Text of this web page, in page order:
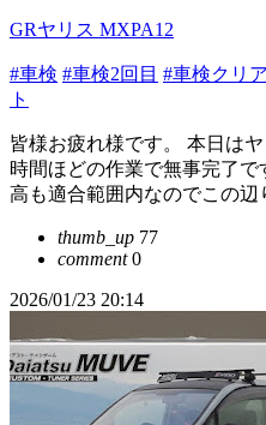
GRヤリス MXPA12
#車検 #車検2回目 #車検クリア
ト
皆様お疲れ様です。 本日は
時間ほどの作業で無事完了
高も適合範囲内なのでこの辺
thumb_up 77
comment0
2026/01/23 20:14